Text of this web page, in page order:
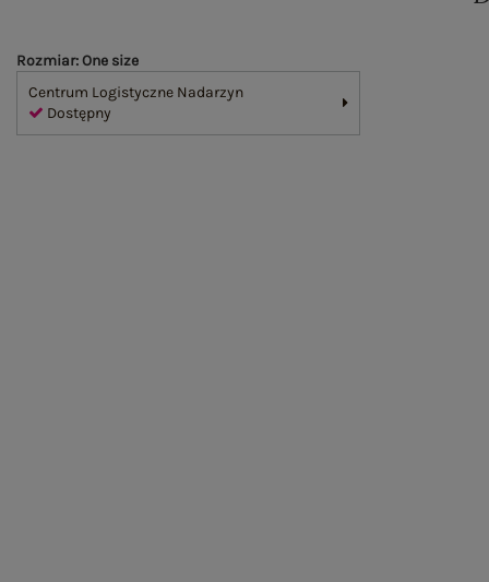
Rozmiar: One size
Centrum Logistyczne Nadarzyn
Dostępny